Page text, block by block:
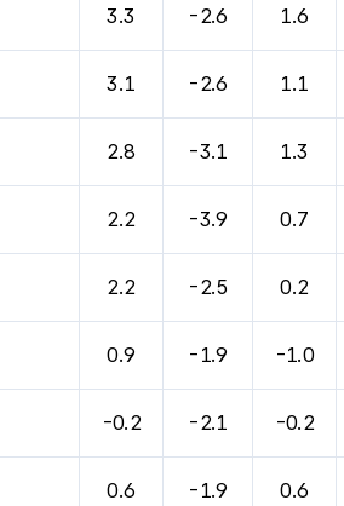
3.3 -2.6 1.6
3.1 -2.6 1.1
2.8 -3.1 1.3
2.2 -3.9 0.7
2.2 -2.5 0.2
0.9 -1.9 -1.0
-0.2 -2.1 -0.2
0.6 -1.9 0.6